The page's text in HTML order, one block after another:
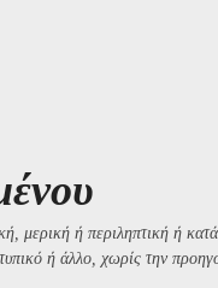
μερική ή περιληπτική ή
ή άλλο, χωρίς την